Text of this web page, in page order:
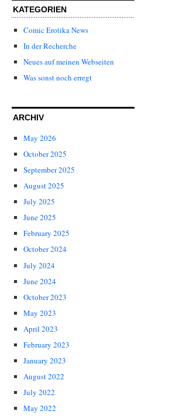
KATEGORIEN
Comic Erotika News
In der Recherche
Neues auf meinen Webseiten
Was sonst noch erregt
ARCHIV
May 2026
October 2025
September 2025
August 2025
July 2025
June 2025
February 2025
October 2024
July 2024
June 2024
October 2023
May 2023
April 2023
February 2023
January 2023
August 2022
July 2022
May 2022